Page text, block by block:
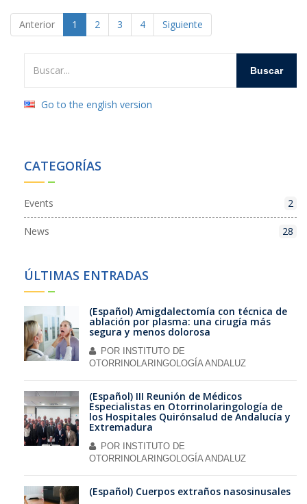
Anterior 1 2 3 4 Siguiente
Go to the english version
CATEGORÍAS
Events 2
News 28
ÚLTIMAS ENTRADAS
(Español) Amigdalectomía con técnica de
ablación por plasma: una cirugía más
segura y menos dolorosa
POR
INSTITUTO DE
OTORRINOLARINGOLOGÍA ANDALUZ
(Español) III Reunión de Médicos
Especialistas en Otorrinolaringología de
los Hospitales Quirónsalud de Andalucía y
Extremadura
POR
INSTITUTO DE
OTORRINOLARINGOLOGÍA ANDALUZ
(Español) Cuerpos extraños nasosinusales